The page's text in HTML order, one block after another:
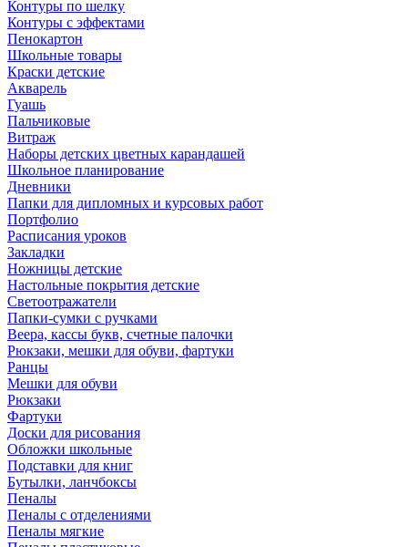
Контуры по шелку
Контуры с эффектами
Пенокартон
Школьные товары
Краски детские
Акварель
Гуашь
Пальчиковые
Витраж
Наборы детских цветных карандашей
Школьное планирование
Дневники
Папки для дипломных и курсовых работ
Портфолио
Расписания уроков
Закладки
Ножницы детские
Настольные покрытия детские
Светоотражатели
Папки-сумки с ручками
Веера, кассы букв, счетные палочки
Рюкзаки, мешки для обуви, фартуки
Ранцы
Мешки для обуви
Рюкзаки
Фартуки
Доски для рисования
Обложки школьные
Подставки для книг
Бутылки, ланчбоксы
Пеналы
Пеналы с отделениями
Пеналы мягкие